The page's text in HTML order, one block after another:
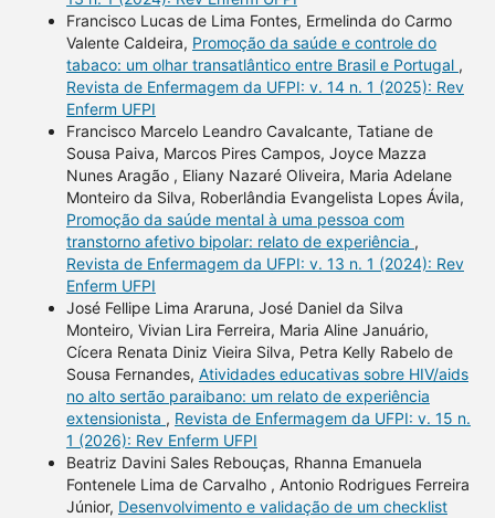
Francisco Lucas de Lima Fontes, Ermelinda do Carmo
Valente Caldeira, Promoção da saúde e controle do
tabaco: um olhar transatlântico entre Brasil e Portugal ,
Revista de Enfermagem da UFPI: v. 14 n. 1 (2025): Rev
Enferm UFPI
Francisco Marcelo Leandro Cavalcante, Tatiane de
Sousa Paiva, Marcos Pires Campos, Joyce Mazza
Nunes Aragão , Eliany Nazaré Oliveira, Maria Adelane
Monteiro da Silva, Roberlândia Evangelista Lopes Ávila,
Promoção da saúde mental à uma pessoa com
transtorno afetivo bipolar: relato de experiência ,
Revista de Enfermagem da UFPI: v. 13 n. 1 (2024): Rev
Enferm UFPI
José Fellipe Lima Araruna, José Daniel da Silva
Monteiro, Vivian Lira Ferreira, Maria Aline Januário,
Cícera Renata Diniz Vieira Silva, Petra Kelly Rabelo de
Sousa Fernandes, Atividades educativas sobre HIV/aids
no alto sertão paraibano: um relato de experiência
extensionista , Revista de Enfermagem da UFPI: v. 15 n.
1 (2026): Rev Enferm UFPI
Beatriz Davini Sales Rebouças, Rhanna Emanuela
Fontenele Lima de Carvalho , Antonio Rodrigues Ferreira
Júnior, Desenvolvimento e validação de um checklist